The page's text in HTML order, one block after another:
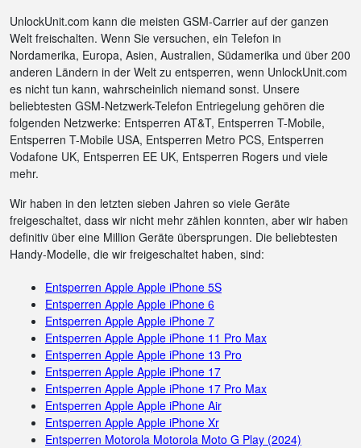
UnlockUnit.com kann die meisten GSM-Carrier auf der ganzen
Welt freischalten. Wenn Sie versuchen, ein Telefon in
Nordamerika, Europa, Asien, Australien, Südamerika und über 200
anderen Ländern in der Welt zu entsperren, wenn UnlockUnit.com
es nicht tun kann, wahrscheinlich niemand sonst. Unsere
beliebtesten GSM-Netzwerk-Telefon Entriegelung gehören die
folgenden Netzwerke: Entsperren AT&T, Entsperren T-Mobile,
Entsperren T-Mobile USA, Entsperren Metro PCS, Entsperren
Vodafone UK, Entsperren EE UK, Entsperren Rogers und viele
mehr.
Wir haben in den letzten sieben Jahren so viele Geräte
freigeschaltet, dass wir nicht mehr zählen konnten, aber wir haben
definitiv über eine Million Geräte übersprungen. Die beliebtesten
Handy-Modelle, die wir freigeschaltet haben, sind:
Entsperren Apple Apple iPhone 5S
Entsperren Apple Apple iPhone 6
Entsperren Apple Apple iPhone 7
Entsperren Apple Apple iPhone 11 Pro Max
Entsperren Apple Apple iPhone 13 Pro
Entsperren Apple Apple iPhone 17
Entsperren Apple Apple iPhone 17 Pro Max
Entsperren Apple Apple iPhone Air
Entsperren Apple Apple iPhone Xr
Entsperren Motorola Motorola Moto G Play (2024)